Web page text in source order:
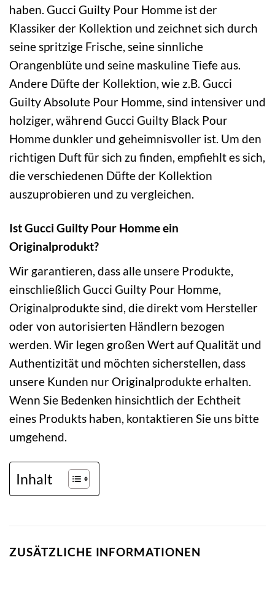
haben. Gucci Guilty Pour Homme ist der
Klassiker der Kollektion und zeichnet sich durch
seine spritzige Frische, seine sinnliche
Orangenblüte und seine maskuline Tiefe aus.
Andere Düfte der Kollektion, wie z.B. Gucci
Guilty Absolute Pour Homme, sind intensiver und
holziger, während Gucci Guilty Black Pour
Homme dunkler und geheimnisvoller ist. Um den
richtigen Duft für sich zu finden, empfiehlt es sich,
die verschiedenen Düfte der Kollektion
auszuprobieren und zu vergleichen.
Ist Gucci Guilty Pour Homme ein
Originalprodukt?
Wir garantieren, dass alle unsere Produkte,
einschließlich Gucci Guilty Pour Homme,
Originalprodukte sind, die direkt vom Hersteller
oder von autorisierten Händlern bezogen
werden. Wir legen großen Wert auf Qualität und
Authentizität und möchten sicherstellen, dass
unsere Kunden nur Originalprodukte erhalten.
Wenn Sie Bedenken hinsichtlich der Echtheit
eines Produkts haben, kontaktieren Sie uns bitte
umgehend.
Inhalt
ZUSÄTZLICHE INFORMATIONEN